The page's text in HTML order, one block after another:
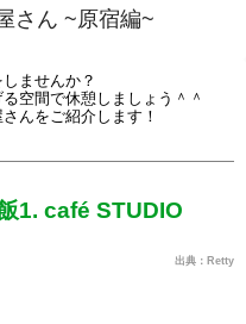
さん ~原宿編~
ませんか？
空間で休憩しましょう＾＾
んをご紹介します！
1. café STUDIO
出典：Retty